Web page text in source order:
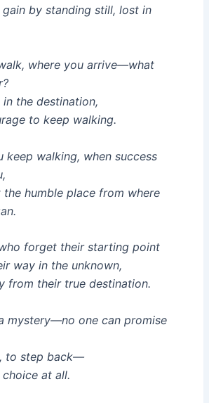
by standing still, lost in
where you arrive—what
the destination,
to keep walking.
keep walking, when success
humble place from where
forget their starting point
way in the unknown,
from their true destination.
mystery—no one can promise
to step back—
at all.